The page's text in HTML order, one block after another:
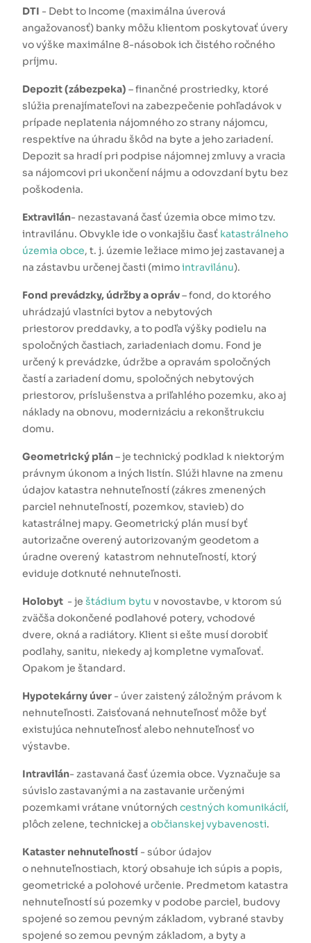
DTI - Debt to Income (maximálna úverová
angažovanosť) banky môžu klientom poskytovať úvery
vo výške maximálne 8-násobok ich čistého ročného
príjmu.
Depozit (zábezpeka) – finančné prostriedky, ktoré
slúžia prenajímateľovi na zabezpečenie pohľadávok v
prípade neplatenia nájomného zo strany nájomcu,
respektíve na úhradu škôd na byte a jeho zariadení.
Depozit sa hradí pri podpise nájomnej zmluvy a vracia
sa nájomcovi pri ukončení nájmu a odovzdaní bytu bez
poškodenia.
Extravilán- nezastavaná časť územia obce mimo tzv.
intravilánu. Obvykle ide o vonkajšiu časť katastrálneho
územia obce, t. j. územie ležiace mimo jej zastavanej a
na zástavbu určenej časti (mimointravilánu).
Fond prevádzky, údržby a opráv– fond, do ktorého
uhrádzajú vlastníci bytov a nebytových
priestorov preddavky, a to podľa výšky podielu na
spoločných častiach, zariadeniach domu. Fond je
určený k prevádzke, údržbe a opravám spoločných
častí a zariadení domu, spoločných nebytových
priestorov, príslušenstva a priľahlého pozemku, ako aj
náklady na obnovu, modernizáciu a rekonštrukciu
domu.
Geometrický plán– je technický podklad k niektorým
právnym úkonom a iných listín. Slúži hlavne na zmenu
údajov katastra nehnuteľností (zákres zmenených
parciel nehnuteľností, pozemkov, stavieb) do
katastrálnej mapy. Geometrický plán musí byť
autorizačne overený autorizovaným geodetom a
úradne overený katastrom nehnuteľností, ktorý
eviduje dotknuté nehnuteľnosti.
Holobyt - je štádium bytu v novostavbe, v ktorom sú
zväčša dokončené podlahové potery, vchodové
dvere, okná a radiátory. Klient si ešte musí dorobiť
podlahy, sanitu, niekedy aj kompletne vymaľovať.
Opakom je štandard.
Hypotekárny úver - úver zaistený záložným právom k
nehnuteľnosti. Zaisťovaná nehnuteľnosť môže byť
existujúca nehnuteľnosť alebo nehnuteľnosť vo
výstavbe.
Intravilán- zastavaná časť územia obce. Vyznačuje sa
súvislo zastavanými a na zastavanie určenými
pozemkami vrátane vnútorných cestných komunikácií,
plôch zelene, technickej a občianskej vybavenosti.
Kataster nehnuteľností - súbor údajov
o nehnuteľnostiach, ktorý obsahuje ich súpis a popis,
geometrické a polohové určenie. Predmetom katastra
nehnuteľností sú pozemky v podobe parciel, budovy
spojené so zemou pevným základom, vybrané stavby
spojené so zemou pevným základom, a byty a